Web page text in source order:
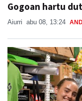
Gogoan hartu
Aiurri abu 08, 13:24